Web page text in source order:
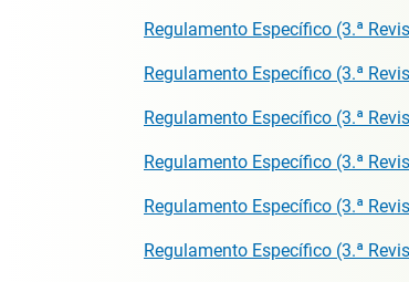
Regulamento Específico (3.ª
Regulamento Específico (3.ª
Regulamento Específico (3.ª
Regulamento Específico (3.ª
Regulamento Específico (3.ª
Regulamento Específico (3.ª